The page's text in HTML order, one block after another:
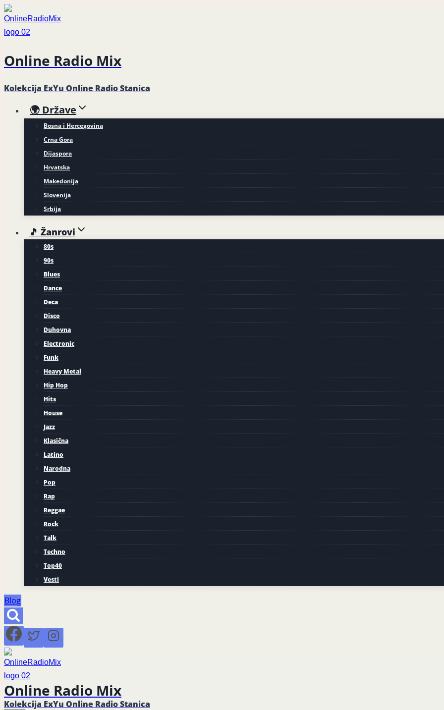
Skip
to
content
Online Radio Mix
Kolekcija ExYu Online Radio Stanica
🌍 Države
Bosna i Hercegovina
Crna Gora
Dijaspora
Hrvatska
Makedonija
Slovenija
Srbija
🎵 Žanrovi
80s
90s
Blues
Dance
Deca
Disco
Duhovna
Electronic
Funk
Heavy Metal
Hip Hop
Hits
House
Jazz
Klasična
Latino
Narodna
Pop
Rap
Reggae
Rock
Talk
Techno
Top40
Vesti
Blog
Online Radio Mix
Kolekcija ExYu Online Radio Stanica